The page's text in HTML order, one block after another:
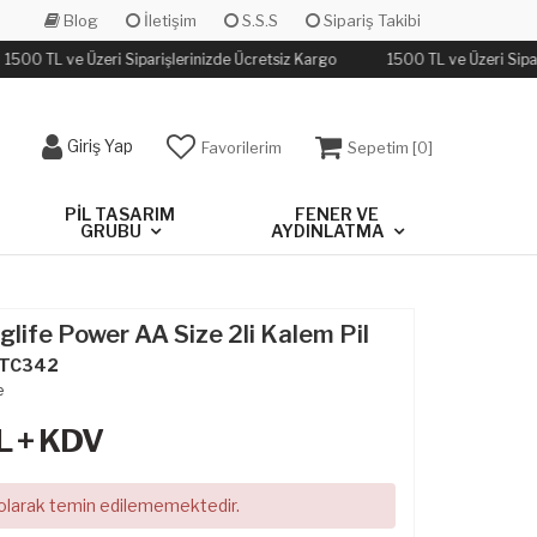
Blog İletişim S.S.S Sipariş Takibi
1500 TL ve Üzeri Siparişlerinizde Ücretsiz Kargo 1500 TL ve Üzeri
Giriş Yap Favorilerim Sepetim [0]
PIL TASARIM
GRUBU
FENER VE
AYDINLATMA
Power AA Size 2li Kalem Pil
+ KDV
temin edilememektedir.